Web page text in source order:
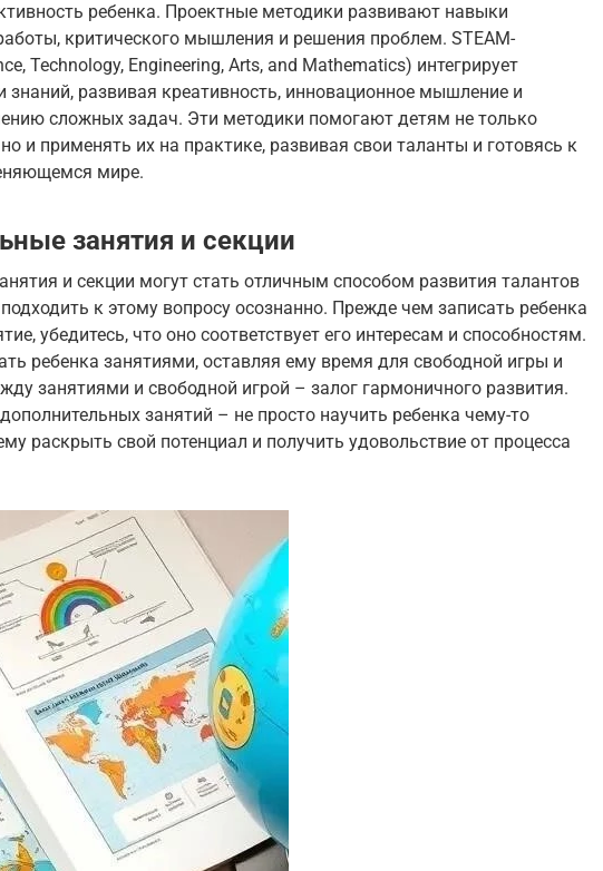
ребенка. Проектные методики развивают навыки
критического мышления и решения проблем. STEAM-
Technology, Engineering, Arts, and Mathematics) интегрирует
знаний, развивая креативность, инновационное мышление и
сложных задач. Эти методики помогают детям не только
и применять их на практике, развивая свои таланты и готовясь к
мире.
занятия и секции
и секции могут стать отличным способом развития талантов
к этому вопросу осознанно. Прежде чем записать ребенка
убедитесь, что оно соответствует его интересам и способностям.
ребенка занятиями, оставляя ему время для свободной игры и
занятиями и свободной игрой – залог гармоничного развития.
занятий – не просто научить ребенка чему-то
раскрыть свой потенциал и получить удовольствие от процесса